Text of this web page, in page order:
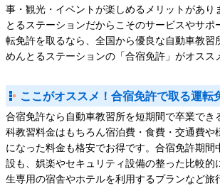
事・観光・イベントが楽しめるメリットがあり
とるステーションだからこそのサービスやサポ
転免許を取るなら、全国から優良な自動車教習
めんとるステーションの「合宿免許」がオスス
ここがオススメ！合宿免許で取る運転
合宿免許なら自動車教習所を短期間で卒業でき
科教習料金はもちろん宿泊費・食費・交通費や
になった料金も格安でお得です。合宿免許期間
設も、娯楽やセキュリティ設備の整った比較的
生専用の宿舎やホテルを利用するプランなど旅